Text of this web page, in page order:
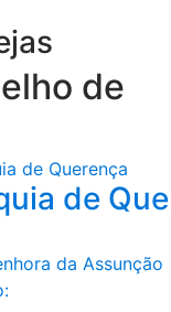
de
de
da Assunção